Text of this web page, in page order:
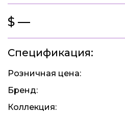
$ —
Спецификация:
Розничная цена:
Бренд:
Коллекция: